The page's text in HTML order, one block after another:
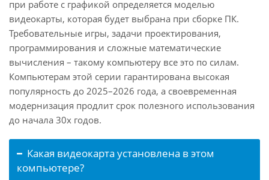
при работе с графикой определяется моделью
видеокарты, которая будет выбрана при сборке ПК.
Требовательные игры, задачи проектирования,
программирования и сложные математические
вычисления – такому компьютеру все это по силам.
Компьютерам этой серии гарантирована высокая
популярность до 2025–2026 года, а своевременная
модернизация продлит срок полезного использования
до начала 30х годов.
Какая видеокарта установлена в этом
компьютере?